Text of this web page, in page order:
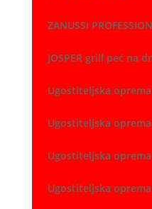
ZANUSSI
JOSPER grill peć na
Ugostiteljska oprema
Ugostiteljska oprema
Ugostiteljska oprema
Ugostiteljska oprema